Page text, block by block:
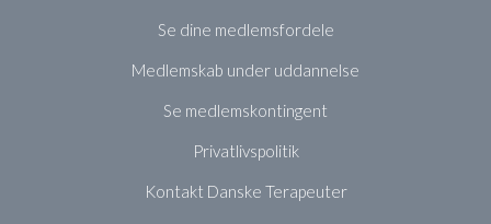
Se dine medlemsfordele
Medlemskab under uddannelse
Se medlemskontingent
Privatlivspolitik
Kontakt Danske Terapeuter